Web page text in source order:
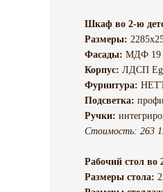
Шкаф во 2-ю
Размеры:
Фасады: МДФ 19
Корпус: ЛДСП
Фурнитура:
Подсветка:
Ручки:
Стоимость: 263
Рабочий стол во
Размеры стола: